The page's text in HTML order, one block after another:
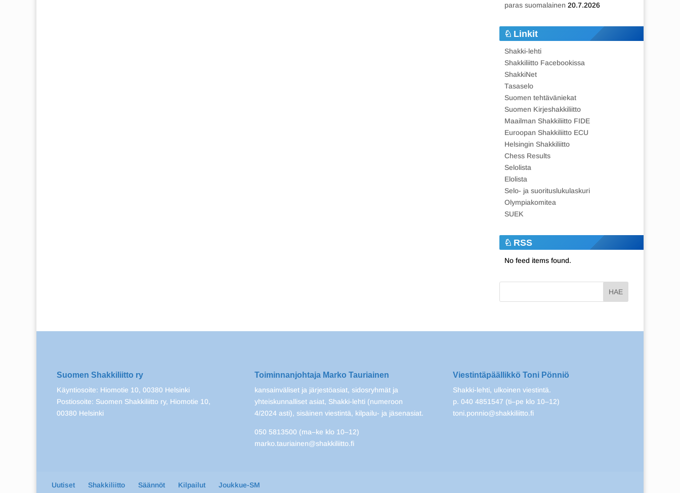
paras suomalainen 20.7.2026
Linkit
Shakki-lehti
Shakkiliitto Facebookissa
ShakkiNet
Tasaselo
Suomen tehtäväniekat
Suomen Kirjeshakkiliitto
Maailman Shakkiliitto FIDE
Euroopan Shakkiliitto ECU
Helsingin Shakkiliitto
Chess Results
Selolista
Elolista
Selo- ja suorituslukulaskuri
Olympiakomitea
SUEK
RSS
No feed items found.
Suomen Shakkiliitto ry
Käyntiosoite: Hiomotie 10, 00380 Helsinki
Postiosoite: Suomen Shakkiliitto ry, Hiomotie 10,
00380 Helsinki
Toiminnanjohtaja Marko Tauriainen
kansainväliset ja järjestöasiat, sidosryhmät ja
yhteiskunnalliset asiat, Shakki-lehti (numeroon
4/2024 asti), sisäinen viestintä, kilpailu- ja jäsenasiat.
050 5813500 (ma–ke klo 10–12)
marko.tauriainen@shakkiliitto.fi
Viestintäpäällikkö Toni Pönniö
Shakki-lehti, ulkoinen viestintä.
p. 040 4851547 (ti–pe klo 10–12)
toni.ponnio@shakkiliitto.fi
Uutiset Shakkiliitto Säännöt Kilpailut Joukkue-SM